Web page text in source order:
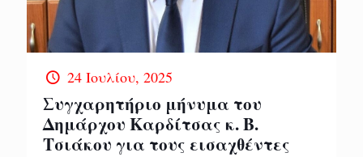
24 Ιουλίου, 2025
Συγχαρητήριο μήνυμα του
Δημάρχου Καρδίτσας κ. Β.
Τσιάκου για τους εισαχθέντες